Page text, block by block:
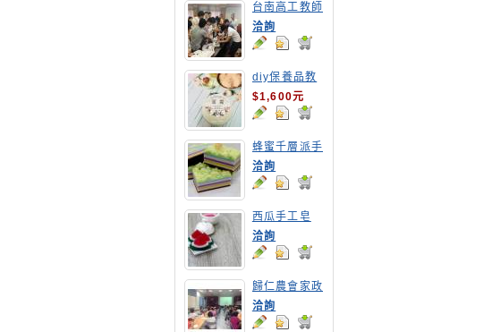
台南高工教師
保養品研習營
洽詢
diy保養品教
學-修護霜
$1,600元
蜂蜜千層派手
工皂
洽詢
西瓜手工皂
洽詢
歸仁農會家政
專案計畫-酵
素清潔液研習
座談
洽詢